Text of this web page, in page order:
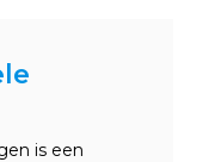
is een